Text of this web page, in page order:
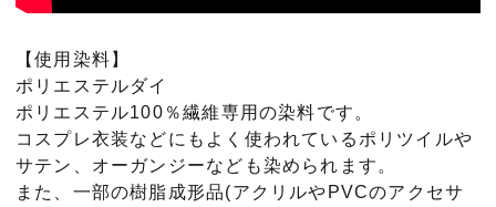
【使用染料】
ポリエステルダイ
ポリエステル100％繊維専用の染料です。
コスプレ衣装などにもよく使われているポリツイルや
サテン、オーガンジーなども染められます。
また、一部の樹脂成形品(アクリルやPVCのアクセサ